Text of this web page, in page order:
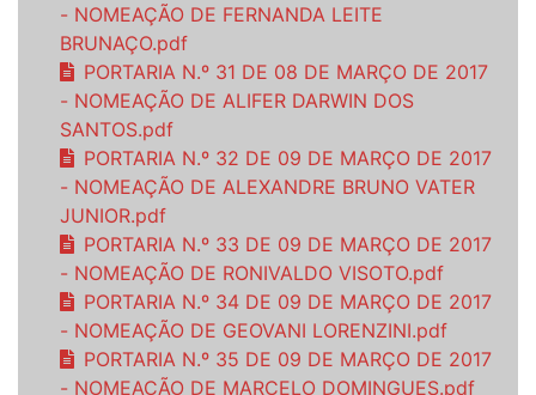
- NOMEAÇÃO DE FERNANDA LEITE
BRUNAÇO.pdf
PORTARIA N.º 31 DE 08 DE MARÇO DE 2017
- NOMEAÇÃO DE ALIFER DARWIN DOS
SANTOS.pdf
PORTARIA N.º 32 DE 09 DE MARÇO DE 2017
- NOMEAÇÃO DE ALEXANDRE BRUNO VATER
JUNIOR.pdf
PORTARIA N.º 33 DE 09 DE MARÇO DE 2017
- NOMEAÇÃO DE RONIVALDO VISOTO.pdf
PORTARIA N.º 34 DE 09 DE MARÇO DE 2017
- NOMEAÇÃO DE GEOVANI LORENZINI.pdf
PORTARIA N.º 35 DE 09 DE MARÇO DE 2017
- NOMEAÇÃO DE MARCELO DOMINGUES.pdf